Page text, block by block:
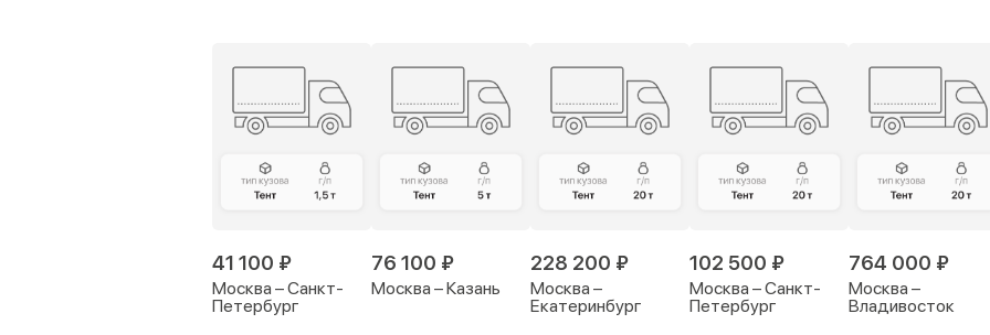
41 100 ₽
Москва – Санкт-
Петербург
76 100 ₽
Москва – Казань
228 200 ₽
Москва –
Екатеринбург
102 500 ₽
Москва – Санкт-
Петербург
764 000 ₽
Москва –
Владивосток